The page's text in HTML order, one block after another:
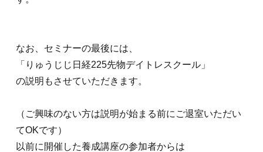
なお、セミナーの最後には、
「りゅうじじ日経225先物デイトレスクール」
の説明もさせていただきます。
（ご興味のない方は説明が始まる前にご退室いただい
てOKです）
以前に開催した養成講座の参加者からは